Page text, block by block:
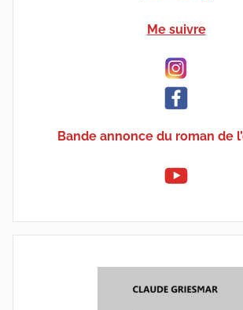
Me suivre
Bande annonce du roman de